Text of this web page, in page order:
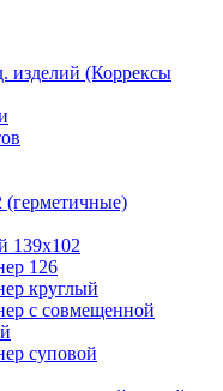
изделий (Коррексы
(герметичные)
139х102
126
круглый
с совмещенной
суповой